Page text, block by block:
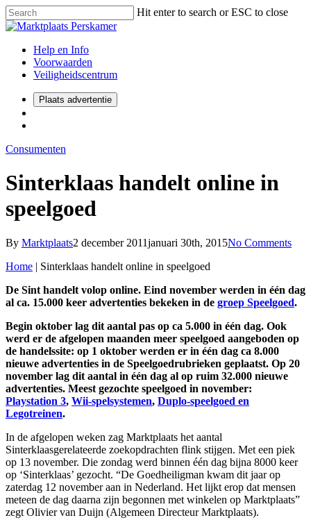
Hit enter to search or ESC to close
Help en Info
Voorwaarden
Veiligheidscentrum
Plaats advertentie
Consumenten
Sinterklaas handelt online in
speelgoed
By Marktplaats2 december 2011januari 30th, 2015No Comments
Home | Sinterklaas handelt online in speelgoed
De Sint handelt volop online. Eind november werden in één dag
al ca. 15.000 keer advertenties bekeken in de groep Speelgoed.
Begin oktober lag dit aantal pas op ca 5.000 in één dag. Ook
werd er de afgelopen maanden meer speelgoed aangeboden op
de handelssite: op 1 oktober werden er in één dag ca 8.000
nieuwe advertenties in de Speelgoedrubrieken geplaatst. Op 20
november lag dit aantal in één dag al op ruim 32.000 nieuwe
advertenties. Meest gezochte speelgoed in november:
Playstation 3, Wii-spelsystemen, Duplo-speelgoed en
Legotreinen.
In de afgelopen weken zag Marktplaats het aantal
Sinterklaasgerelateerde zoekopdrachten flink stijgen. Met een piek
op 13 november. Die zondag werd binnen één dag bijna 8000 keer
op ‘Sinterklaas’ gezocht. “De Goedheiligman kwam dit jaar op
zaterdag 12 november aan in Nederland. Het lijkt erop dat mensen
meteen de dag daarna zijn begonnen met winkelen op Marktplaats”
zegt Olivier van Duijn (Algemeen Directeur Marktplaats).